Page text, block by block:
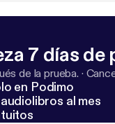
7 días de
de la prueba. ·
en Podimo
al mes